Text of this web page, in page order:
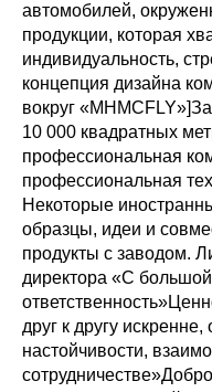
автомобилей,
продукции, которая
индивидуальность,
концепция дизайна
вокруг
10 000 квадратных
профессиональная
профессиональная
Некоторые
образцы, идеи и
продукты с заводом.
директора «С
друг к другу
настойчивости,